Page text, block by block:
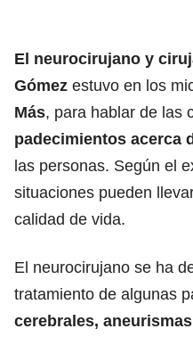
El neurocirujano y
Gómez estuvo en los
Más, para hablar de las
padecimientos acerca
las personas. Según el
situaciones pueden
calidad de vida.
El neurocirujano se ha
tratamiento de algunas
cerebrales,